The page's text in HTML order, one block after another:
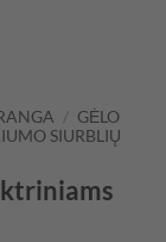
/ GĖLO
SIURBLIŲ